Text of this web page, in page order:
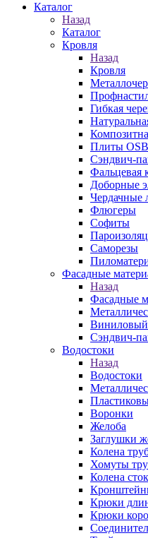
Каталог
Назад
Каталог
Кровля
Назад
Кровля
Гибкая
Плиты OSB
Сэндвич-
Фальцевая
Доборные
Чердачные
Флюгеры
Софиты
Саморезы
Фасадные
Назад
Фасадные
Виниловый
Сэндвич-
Водостоки
Назад
Водостоки
Воронки
Желоба
Заглушки
Колена
Хомуты
Колена
Крюки
Крюки